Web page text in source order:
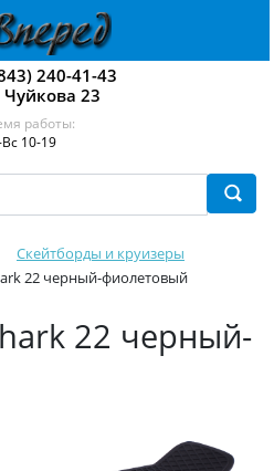
240-41-43
Чуйкова 23
работы:
10-19
Скейтборды и круизеры
22 черный-фиолетовый
22 черный-